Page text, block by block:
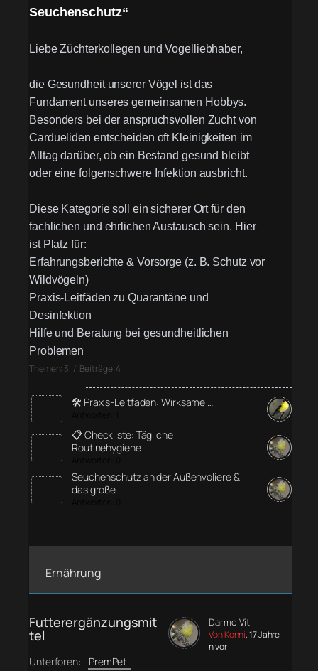
Seuchenschutz“
Liebe Züchterkollegen und Vogelliebhaber,
die Gesundheit unserer Vögel ist das
Fundament unseres gemeinsamen Hobbys.
Besonders bei der anspruchsvollen Zucht von
Cardueliden entscheiden oft Kleinigkeiten im
Alltag darüber, ob ein Bestand gesund bleibt
oder eine folgenschwere Infektion ausbricht.
Diese Kategorie soll ein sicherer Ort für den
fachlichen und ehrlichen Austausch sein. Hier
ist Platz für:
Erfahrungsberichte & Vorsorge (z. B. Schutz vor
Wildvögeln)
Praxis-Leitfäden zu Quarantäne und
Desinfektion
Hilfe und Beratung bei gesundheitlichen
Problemen
Themen: 3 / Beiträge: 4
🛠️ Praxis-Leitfaden: Wirksame …
📋 Checkliste: Tägliche
Routinehygiene…
Seuchenschutz an der Außenvoliere &
das große…
Ernährung
Futterergänzungsmit
tel
Unterforen: PremPet
Darmo Vit
Von Konni, 17 Jahre
n vor